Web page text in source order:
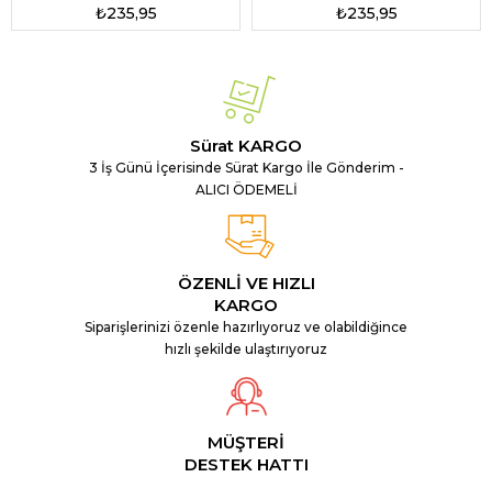
₺235,95 ₺235,95
Sürat KARGO
3 İş Günü İçerisinde Sürat Kargo İle Gönderim -
ALICI ÖDEMELİ
ÖZENLİ VE HIZLI
KARGO
Siparişlerinizi özenle hazırlıyoruz ve olabildiğince
hızlı şekilde ulaştırıyoruz
MÜŞTERİ
DESTEK HATTI